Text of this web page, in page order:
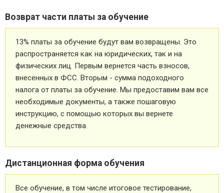
Возврат части платы за обучение
13% платы за обучение будут вам возвращены. Это
распространяется как на юридических, так и на
физических лиц. Первым вернется часть взносов,
внесенных в ФСС. Вторым - сумма подоходного
налога от платы за обучение. Мы предоставим вам все
необходимые документы, а также пошаговую
инструкцию, с помощью которых вы вернете
денежные средства.
Дистанционная форма обучения
Все обучение, в том числе итоговое тестирование,